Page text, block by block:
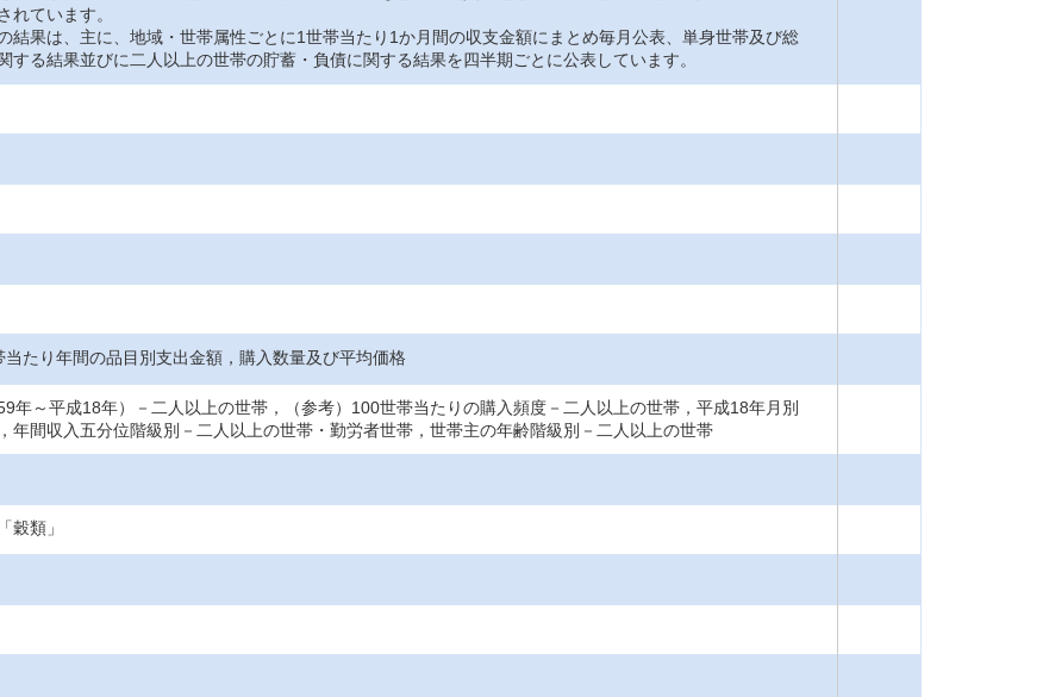
れています。
結果は、主に、地域・世帯属性ごとに1世帯当たり1か月間の収支金額にまとめ毎月公表、単身世帯及び総
する結果並びに二人以上の世帯の貯蓄・負債に関する結果を四半期ごとに公表しています。
当たり年間の品目別支出金額，購入数量及び平均価格
年～平成18年）－二人以上の世帯，（参考）100世帯当たりの購入頻度－二人以上の世帯，平成18年月別
年間収入五分位階級別－二人以上の世帯・勤労者世帯，世帯主の年齢階級別－二人以上の世帯
穀類」